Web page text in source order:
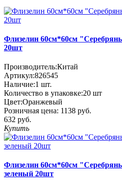
Флизелин 60см*60см
20шт
Производитель:Китай
Артикул:826545
Наличие:1 шт.
Количество в упаковке:20 шт
Цвет:Оранжевый
Розничная цена: 1138 руб.
632 руб.
Купить
Флизелин 60см*60см
зеленый 20шт